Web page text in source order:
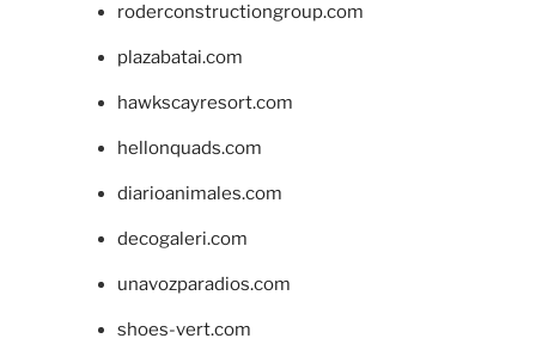
roderconstructiongroup.com
plazabatai.com
hawkscayresort.com
hellonquads.com
diarioanimales.com
decogaleri.com
unavozparadios.com
shoes-vert.com